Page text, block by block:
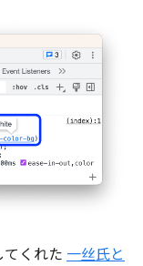
くれた 一丝氏と